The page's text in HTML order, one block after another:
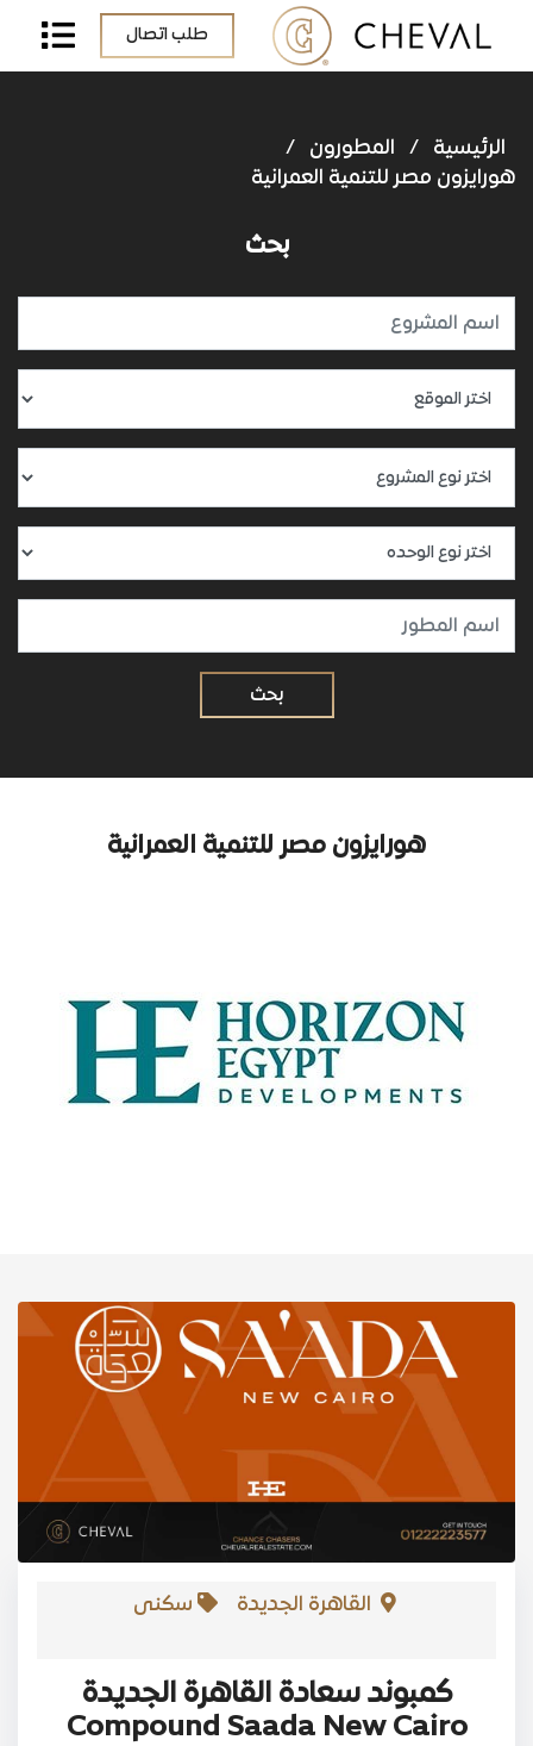
طلب اتصال
الرئيسية / المطورون
/
هورايزون مصر للتنمية العمرانية
بحث
هورايزون مصر للتنمية العمرانية
القاهرة الجديدة سكنى
كمبوند سعادة القاهرة الجديدة
Compound Saada New Cairo